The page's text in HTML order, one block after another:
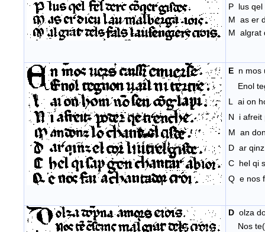
P lus qel
M as er
M algrat
E n mos
Enol
L ai on
N i afreit
M an
D ar
C hel qi
Q e nos
D olza
Nos